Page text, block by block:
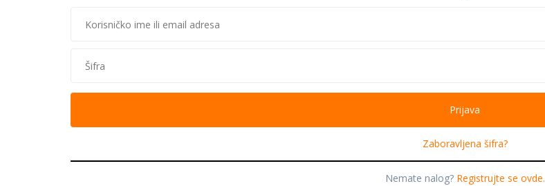
Zaboravljena šifra?
Nemate nalog? Registrujte se ovde.